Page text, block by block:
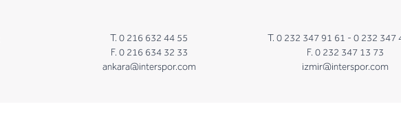
T. 0 216 632 44 55
F. 0 216 634 32 33
ankara@interspor.com
T. 0 232 347 91 61 - 0 232 347
F. 0 232 347 13 73
izmir@interspor.com